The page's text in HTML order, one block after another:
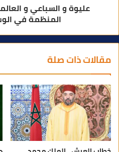
عليوة و السباعي و
المنظمة في
مقالات ذات صلة